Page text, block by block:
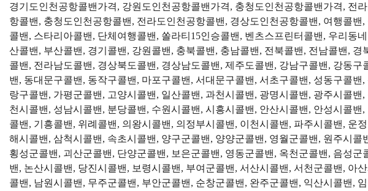
경기도인천공항콜밴가격, 강원도인천공항콜밴가격, 충청도인천공항콜밴가격, 전
항콜밴, 충청도인천공항콜밴, 전라도인천공항콜밴, 경상도인천공항콜밴, 여행콜
콜밴, 스타리아콜밴, 단체여행콜밴, 쏠라티15인승콜밴, 벤츠스프린터콜밴, 우리동
산콜밴, 부산콜밴, 경기콜밴, 강원콜밴, 충북콜밴, 충남콜밴, 전북콜밴, 전남콜밴,
콜밴, 전라남도콜밴, 경상북도콜밴, 경상남도콜밴, 제주도콜밴, 강남구콜밴, 강동
밴, 동대문구콜밴, 동작구콜밴, 마포구콜밴, 서대문구콜밴, 서초구콜밴, 성동구콜
랑구콜밴, 가평군콜밴, 고양시콜밴, 일산콜밴, 과천시콜밴, 광명시콜밴, 광주시콜
천시콜밴, 성남시콜밴, 분당콜밴, 수원시콜밴, 시흥시콜밴, 안산시콜밴, 안성시콜
콜밴, 기흥콜밴, 위례콜밴, 의왕시콜밴, 의정부시콜밴, 이천시콜밴, 파주시콜밴, 운
해시콜밴, 삼척시콜밴, 속초시콜밴, 양구군콜밴, 양양군콜밴, 영월군콜밴, 원주시
횡성군콜밴, 괴산군콜밴, 단양군콜밴, 보은군콜밴, 영동군콜밴, 옥천군콜밴, 음성
밴, 논산시콜밴, 당진시콜밴, 보령시콜밴, 부여군콜밴, 서산시콜밴, 서천군콜밴, 아
콜밴, 남원시콜밴, 무주군콜밴, 부안군콜밴, 순창군콜밴, 완주군콜밴, 익산시콜밴,